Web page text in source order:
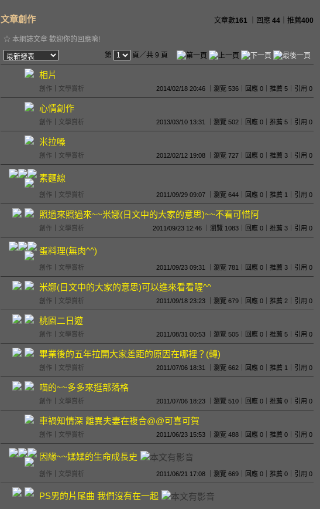
文章創作 文章數161 ｜回應 44 ｜推薦400
☆ 本網誌文章 歡迎你的回應唷!
第
頁／共 9 頁
相片
創作 文學賞析 2014/02/18 20:46 ｜瀏覽 536｜回應 0｜推薦 5｜引用 0
心情創作
創作 文學賞析 2013/03/10 13:31 ｜瀏覽 502｜回應 0｜推薦 5｜引用 0
米拉嗓
創作 文學賞析 2012/02/12 19:08 ｜瀏覽 727｜回應 0｜推薦 3｜引用 0
素麵線
創作 文學賞析 2011/09/29 09:07 ｜瀏覽 644｜回應 0｜推薦 1｜引用 0
照過來照過來~~米娜(日文中的大家的意思)~~不看可惜阿
創作 文學賞析 2011/09/23 12:46 ｜瀏覽 1083｜回應 0｜推薦 3｜引用 0
蛋料理(無肉^^)
創作 文學賞析 2011/09/23 09:31 ｜瀏覽 781｜回應 0｜推薦 3｜引用 0
米娜(日文中的大家的意思)可以進來看看喔^^
創作 文學賞析 2011/09/18 23:23 ｜瀏覽 679｜回應 0｜推薦 2｜引用 0
桃園二日遊
創作 文學賞析 2011/08/31 00:53 ｜瀏覽 505｜回應 0｜推薦 5｜引用 0
畢業後的五年拉開大家差距的原因在哪裡？(轉)
創作 文學賞析 2011/07/06 18:31 ｜瀏覽 662｜回應 0｜推薦 1｜引用 0
喵的~~多多來逛部落格
創作 文學賞析 2011/07/06 18:23 ｜瀏覽 510｜回應 0｜推薦 0｜引用 0
車禍知情深 離異夫妻在複合@@可喜可賀
創作 文學賞析 2011/06/23 15:53 ｜瀏覽 488｜回應 0｜推薦 0｜引用 0
因緣~~媃媃的生命成長史
創作 文學賞析 2011/06/21 17:08 ｜瀏覽 669｜回應 0｜推薦 0｜引用 0
PS男的片尾曲 我們沒有在一起